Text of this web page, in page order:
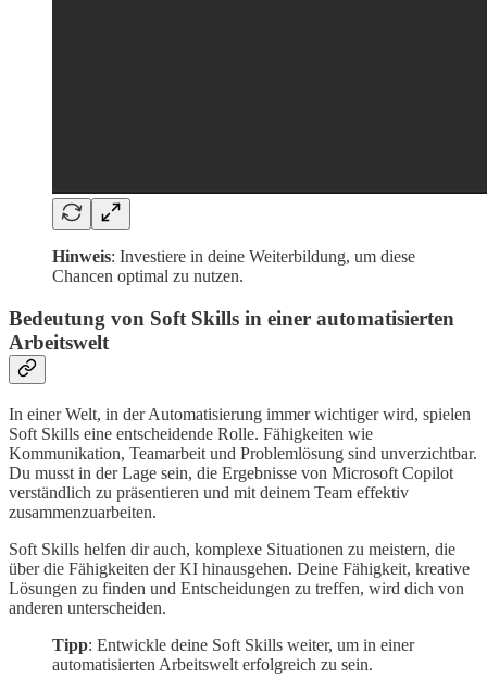
Hinweis: Investiere in deine Weiterbildung, um diese
Chancen optimal zu nutzen.
Bedeutung von Soft Skills in einer automatisierten
Arbeitswelt
In einer Welt, in der Automatisierung immer wichtiger wird, spielen
Soft Skills eine entscheidende Rolle. Fähigkeiten wie
Kommunikation, Teamarbeit und Problemlösung sind unverzichtbar.
Du musst in der Lage sein, die Ergebnisse von Microsoft Copilot
verständlich zu präsentieren und mit deinem Team effektiv
zusammenzuarbeiten.
Soft Skills helfen dir auch, komplexe Situationen zu meistern, die
über die Fähigkeiten der KI hinausgehen. Deine Fähigkeit, kreative
Lösungen zu finden und Entscheidungen zu treffen, wird dich von
anderen unterscheiden.
Tipp: Entwickle deine Soft Skills weiter, um in einer
automatisierten Arbeitswelt erfolgreich zu sein.